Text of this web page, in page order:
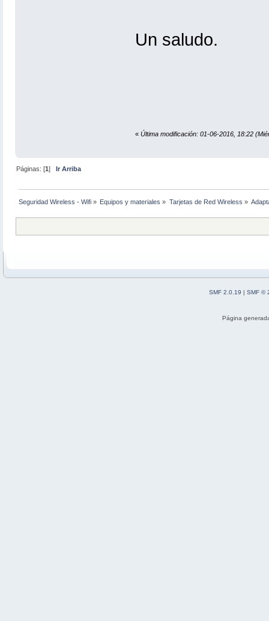
Un saludo.
« Última modificación: 01-06-2016, 18:22
Páginas: [1]Ir Arriba
Seguridad Wireless - Wifi » Equipos y materiales » Tarjetas de Red Wireless »
SMF 2.0.19 | SMF ©
Página